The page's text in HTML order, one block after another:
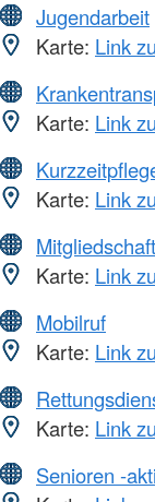
Jugendarbeit
Karte: Link
Karte: Link
Karte: Link
Mitgliedschaft
Karte: Link
Mobilruf
Karte: Link
Karte: Link
Senioren -